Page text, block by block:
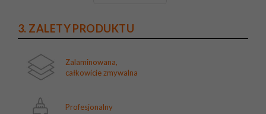
3. ZALETY PRODUKTU
Zalaminowana,
całkowicie zmywalna
Profesjonalny